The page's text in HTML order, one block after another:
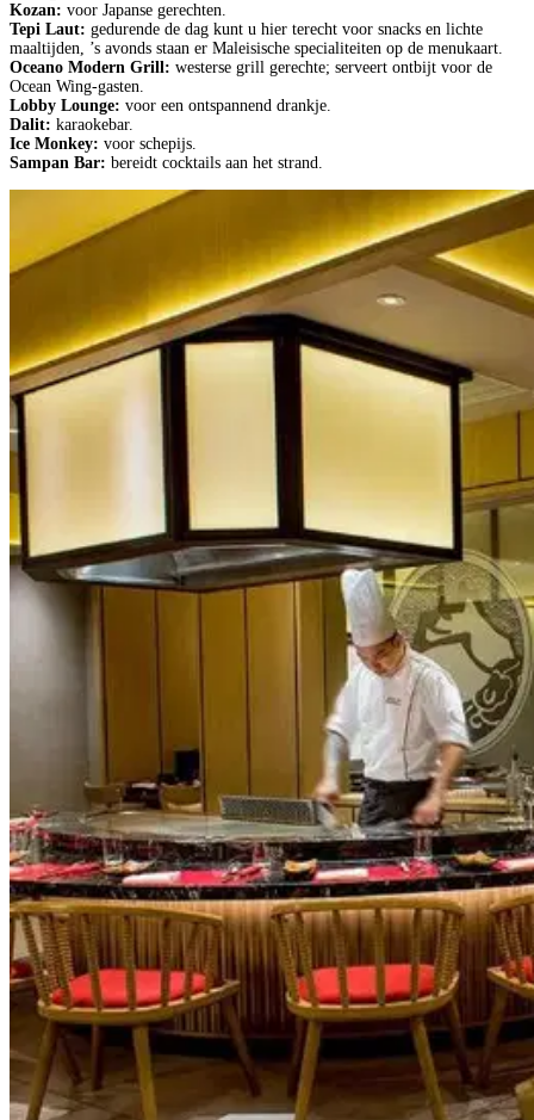
Kozan: voor Japanse gerechten.
Tepi Laut: gedurende de dag kunt u hier terecht voor snacks en lichte
maaltijden, ’s avonds staan er Maleisische specialiteiten op de menukaart.
Oceano Modern Grill: westerse grill gerechte; serveert ontbijt voor de
Ocean Wing-gasten.
Lobby Lounge: voor een ontspannend drankje.
Dalit: karaokebar.
Ice Monkey: voor schepijs.
Sampan Bar: bereidt cocktails aan het strand.